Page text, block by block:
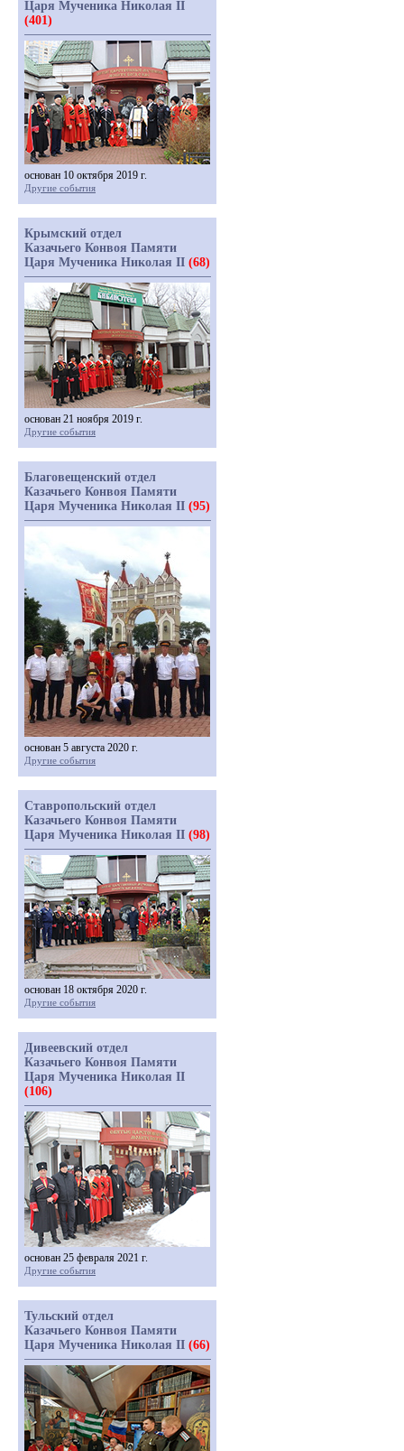
Царя Мученика Николая II
(401)
основан 10 октября 2019 г.
Другие события
Крымский отдел
Казачьего Конвоя Памяти
Царя Мученика Николая II (68)
основан 21 ноября 2019 г.
Другие события
Благовещенский отдел
Казачьего Конвоя Памяти
Царя Мученика Николая II (95)
основан 5 августа 2020 г.
Другие события
Ставропольский отдел
Казачьего Конвоя Памяти
Царя Мученика Николая II (98)
основан 18 октября 2020 г.
Другие события
Дивеевский отдел
Казачьего Конвоя Памяти
Царя Мученика Николая II
(106)
основан 25 февраля 2021 г.
Другие события
Тульский отдел
Казачьего Конвоя Памяти
Царя Мученика Николая II (66)